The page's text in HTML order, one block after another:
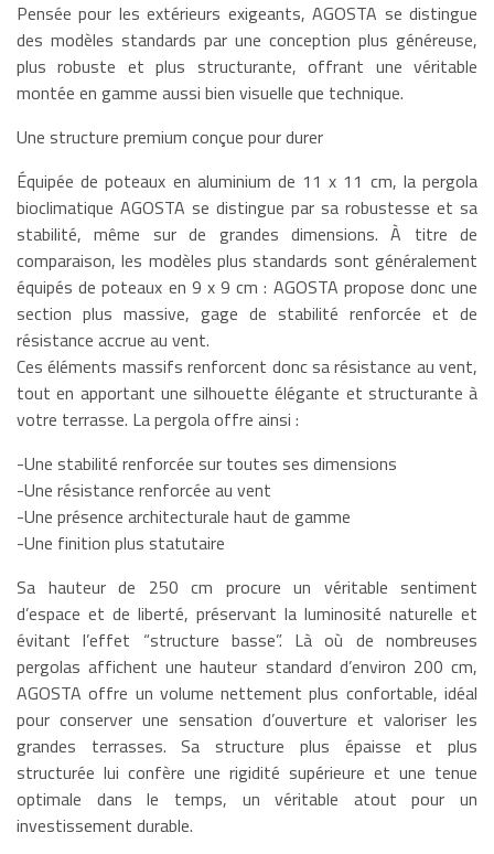
Pensée pour les extérieurs exigeants, AGOSTA se distingue
des modèles standards par une conception plus généreuse,
plus robuste et plus structurante, offrant une véritable
montée en gamme aussi bien visuelle que technique.
Une structure premium conçue pour durer
Équipée de poteaux en aluminium de 11 x 11 cm, la pergola
bioclimatique AGOSTA se distingue par sa robustesse et sa
stabilité, même sur de grandes dimensions. À titre de
comparaison, les modèles plus standards sont généralement
équipés de poteaux en 9 x 9 cm : AGOSTA propose donc une
section plus massive, gage de stabilité renforcée et de
résistance accrue au vent.
Ces éléments massifs renforcent donc sa résistance au vent,
tout en apportant une silhouette élégante et structurante à
votre terrasse. La pergola offre ainsi :
-Une stabilité renforcée sur toutes ses dimensions
-Une résistance renforcée au vent
-Une présence architecturale haut de gamme
-Une finition plus statutaire
Sa hauteur de 250 cm procure un véritable sentiment
d’espace et de liberté, préservant la luminosité naturelle et
évitant l’effet “structure basse”. Là où de nombreuses
pergolas affichent une hauteur standard d’environ 200 cm,
AGOSTA offre un volume nettement plus confortable, idéal
pour conserver une sensation d’ouverture et valoriser les
grandes terrasses. Sa structure plus épaisse et plus
structurée lui confère une rigidité supérieure et une tenue
optimale dans le temps, un véritable atout pour un
investissement durable.